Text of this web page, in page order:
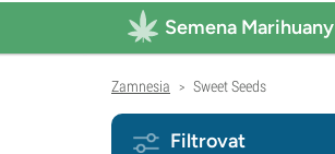
Semena Marihuany
Zamnesia > Sweet Seeds
Filtrovat